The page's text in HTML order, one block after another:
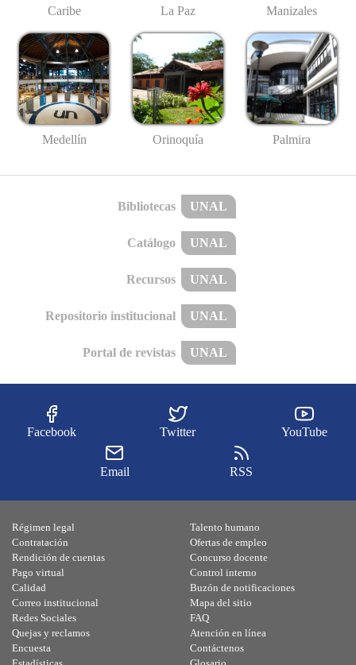
Caribe La Paz Manizales
Medellín Orinoquía Palmira
Bibliotecas UNAL
Catálogo UNAL
Recursos UNAL
Repositorio institucional UNAL
Portal de revistas UNAL
Facebook Twitter YouTube
Email RSS
Régimen legal
Contratación
Rendición de cuentas
Pago virtual
Calidad
Talento humano
Ofertas de empleo
Concurso docente
Control interno
Buzón de notificaciones
Correo institucional
Redes Sociales
Quejas y reclamos
Encuesta
Mapa del sitio
FAQ
Atención en línea
Contáctenos